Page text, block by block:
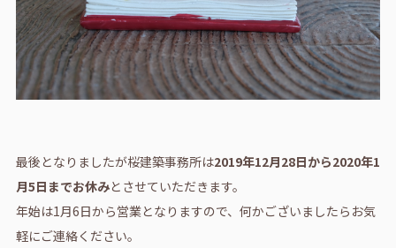
最後となりましたが桜建築事務所は2019年12月28日から2020年1
月5日までお休みとさせていただきます。
年始は1月6日から営業となりますので、何かございましたらお気
軽にご連絡ください。